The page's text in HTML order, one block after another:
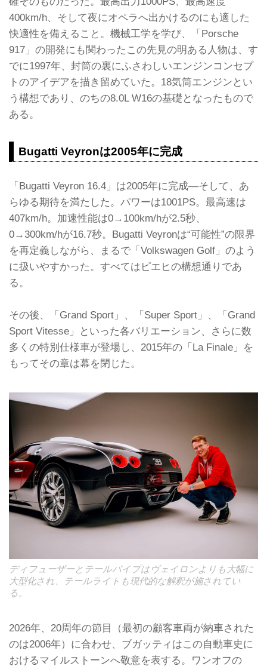
400km/h、そして夜にオペラへ出かけるのにも適した
快適性を備えること。機械工学を学び、「Porsche
917」の開発にも関わったこの先見の明ある人物は、す
でに1997年、封筒の裏にふさわしいエンジンコンセプ
トのアイデアを描き留めていた。18気筒エンジンとい
う構想であり、のちの8.0L W16の基礎となったもので
ある。
Bugatti Veyronは2005年に完成
「Bugatti Veyron 16.4」は2005年に完成―そして、あ
らゆる期待を満たした。パワーは1001PS。最高速は
407km/h。加速性能は0→100km/hが2.5秒、
0→300km/hが16.7秒。Bugatti Veyronは“可能性”の限界
を再定義しながら、まるで「Volkswagen Golf」のよう
に扱いやすかった。すべてはピエヒの構想通りであ
る。
その後、「Grand Sport」、「Super Sport」、「Grand
Sport Vitesse」といった各バリエーション、さらに数
多くの特別仕様車が登場し、2015年の「La Finale」を
もってその章は幕を閉じた。
ディフューザーとテールパイプはヴェイロンよりも大幅に
大型化され、テールライトも現代的な解釈が施されてい
る。
2026年、20周年の節目（最初の顧客車両が納車された
のは2006年）に合わせ、ブガッティはこの自動車史に
おけるマイルストーンへ敬意を表する。ワンオフの